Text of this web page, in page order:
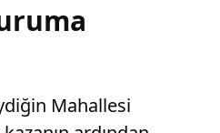
Mahallesi